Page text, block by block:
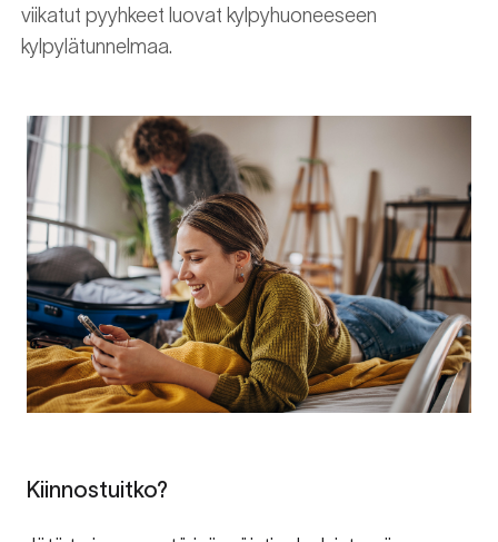
viikatut pyyhkeet luovat kylpyhuoneeseen
kylpylätunnelmaa.
Kiinnostuitko?